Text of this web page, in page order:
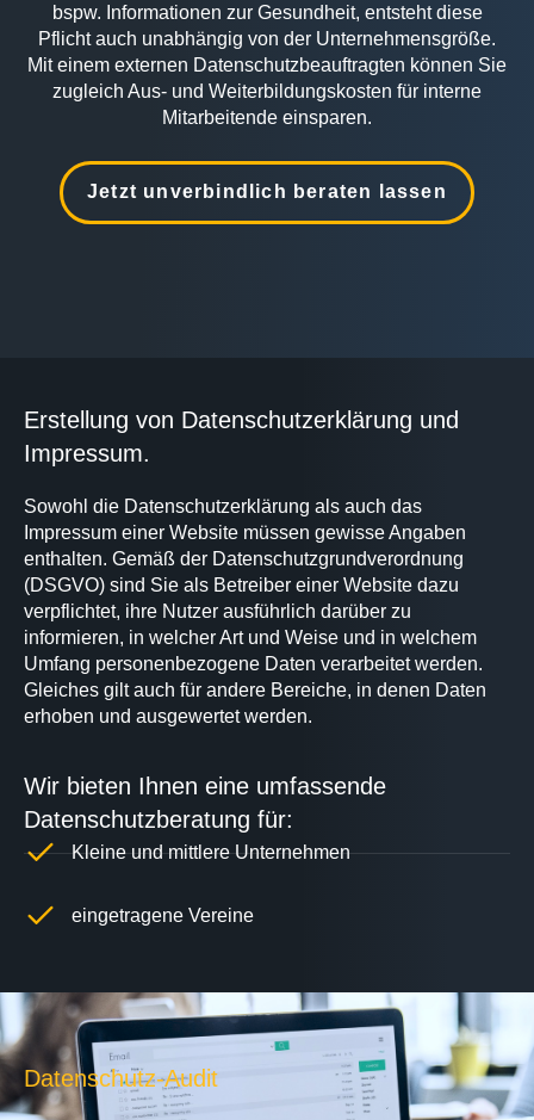
bspw. Informationen zur Gesundheit, entsteht diese
Pflicht auch unabhängig von der Unternehmensgröße.
Mit einem externen Datenschutzbeauftragten können Sie
zugleich Aus- und Weiterbildungskosten für interne
Mitarbeitende einsparen.
Jetzt unverbindlich beraten lassen
Erstellung von Datenschutzerklärung und
Impressum.
Sowohl die Datenschutzerklärung als auch das
Impressum einer Website müssen gewisse Angaben
enthalten. Gemäß der Datenschutzgrundverordnung
(DSGVO) sind Sie als Betreiber einer Website dazu
verpflichtet, ihre Nutzer ausführlich darüber zu
informieren, in welcher Art und Weise und in welchem
Umfang personenbezogene Daten verarbeitet werden.
Gleiches gilt auch für andere Bereiche, in denen Daten
erhoben und ausgewertet werden.
Wir bieten Ihnen eine umfassende
Datenschutzberatung für:
Kleine und mittlere Unternehmen
eingetragene Vereine
Datenschutz-Audit